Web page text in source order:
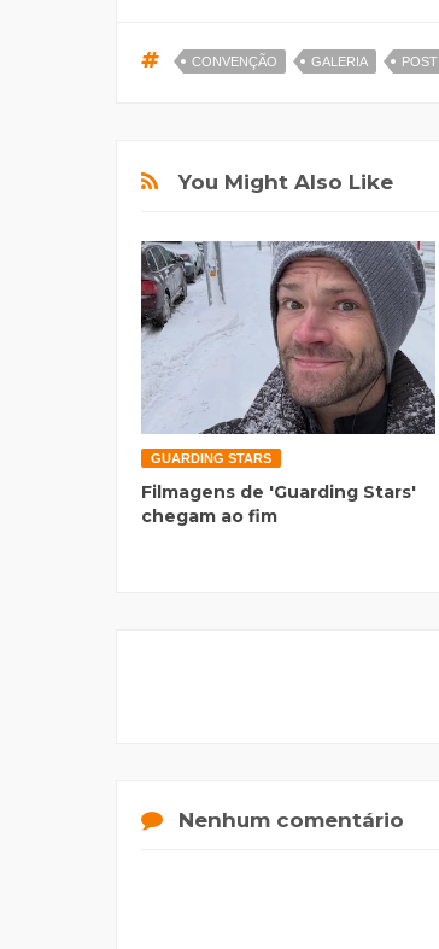
CONVENÇÃO GALERIA POST
You Might Also Like
GUARDING STARS
Filmagens de 'Guarding Stars'
chegam ao fim
Nenhum comentário